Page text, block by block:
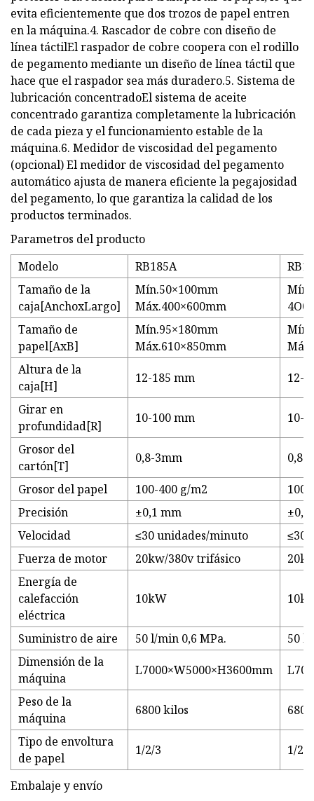
evita eficientemente que dos trozos de papel entren
en la máquina.4. Rascador de cobre con diseño de
línea táctilEl raspador de cobre coopera con el rodillo
de pegamento mediante un diseño de línea táctil que
hace que el raspador sea más duradero.5. Sistema de
lubricación concentradoEl sistema de aceite
concentrado garantiza completamente la lubricación
de cada pieza y el funcionamiento estable de la
máquina.6. Medidor de viscosidad del pegamento
(opcional) El medidor de viscosidad del pegamento
automático ajusta de manera eficiente la pegajosidad
del pegamento, lo que garantiza la calidad de los
productos terminados.
Parametros del producto
Modelo
RB185A
Tamaño de la
caja[AnchoxLargo]
Mín.50×100mm
Máx.400×600mm
Tamaño de
papel[AxB]
Mín.95×180mm
Máx.610×850mm
Altura de la
caja[H]
12-185 mm 12-
Girar en
profundidad[R]
10-100 mm 10-
Grosor del
cartón[T]
0,8-3mm 0,8-
Grosor del papel 100-400 g/m2
Precisión
±0,1 mm
±0,1
Velocidad
≤30 unidades/minuto
≤30
Fuerza de motor
20kw/380v trifásico
Energía de
calefacción
eléctrica
10kW
Suministro de aire 50 l/min 0,6 MPa.
50 l/
Dimensión de la
máquina
L7000×W5000×H3600mm
Peso de la
máquina
6800 kilos
Tipo de envoltura
de papel
1/2/3 1/2/3
Embalaje y envío